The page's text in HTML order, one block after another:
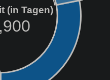
(in Tagen)